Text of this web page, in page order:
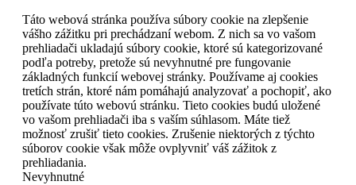
Táto webová stránka používa súbory cookie na zlepšenie
vášho zážitku pri prechádzaní webom. Z nich sa vo vašom
prehliadači ukladajú súbory cookie, ktoré sú kategorizované
podľa potreby, pretože sú nevyhnutné pre fungovanie
základných funkcií webovej stránky. Používame aj cookies
tretích strán, ktoré nám pomáhajú analyzovať a pochopiť, ako
používate túto webovú stránku. Tieto cookies budú uložené
vo vašom prehliadači iba s vaším súhlasom. Máte tiež
možnosť zrušiť tieto cookies. Zrušenie niektorých z týchto
súborov cookie však môže ovplyvniť váš zážitok z
prehliadania.
Nevyhnutné